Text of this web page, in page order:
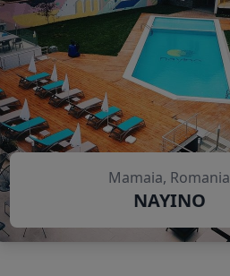
Mamaia, Romania
NAYINO